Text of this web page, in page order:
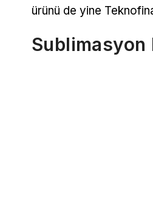
ürünü de yine
Sublimasyon